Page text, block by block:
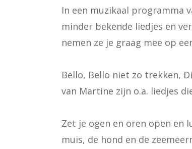
In een muzikaal programma
minder bekende liedjes en
nemen ze je graag mee op
Bello, Bello niet zo trekken,
van Martine zijn o.a. liedjes
Zet je ogen en oren open en
muis, de hond en de